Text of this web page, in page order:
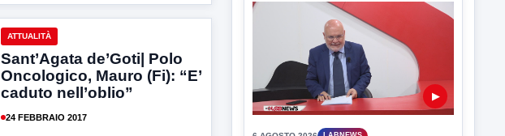
ATTUALITÀ
Sant’Agata de’Goti| Polo
Oncologico, Mauro (Fi): “E’
caduto nell’oblio”
24 FEBBRAIO 2017
LABNEWS
LabNews del 5 agosto 2026
In studio Enzo Colarusso